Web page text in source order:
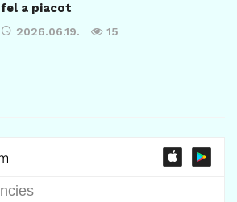
fel a piacot
2026.06.19. 15